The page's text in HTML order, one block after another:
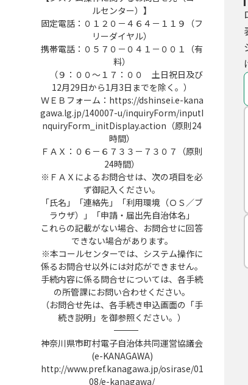
ルセンター）】
固定電話：０１２０－４６４－１１９（フ
リーダイヤル）
携帯電話：０５７０－０４１－００１（有
料）
（９：００～１７：００ 土日祝日及び
12月29日から1月3日までを除く。）
ＷＥＢフォーム：https://dshinsei.e-kana
gawa.lg.jp/140007-u/inquiryForm/inputI
nquiryForm_initDisplay.action（原則24
時間）
ＦＡＸ：０６－６７３３－７３０７（原則
24時間）
※ＦＡＸによるお問合せは、次の項目を必
ず御記入ください。
「氏名」「連絡先」「利用環境（ＯＳ／ブ
ラウザ）」「申請・届出先自治体名」
これらの記載がない場合、お問合せに回答
できない場合があります。
※本コールセンターでは、システム操作に
係るお問合せ以外には対応ができません。
手続内容に係る問合せについては、各手続
の所管課にお問い合わせください。
（お問合せ先は、各手続き申込画面の「手
続き説明」を御参照ください。）
――――――――――――――――――――――――――――――――――――――――――――――――――
神奈川県市町村電子自治体共同運営協議会
(e-KANAGAWA)
http://www.pref.kanagawa.jp/osirase/01
08/e-kanagawa/